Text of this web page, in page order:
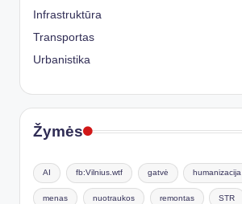
Infrastruktūra
Transportas
Urbanistika
Žymės
AI fb:Vilnius.wtf gatvė humanizacija
menas nuotraukos remontas STR